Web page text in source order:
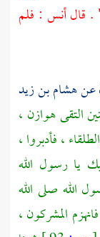
. قال أنس : فلم
عنهشام بن زيد
التقىهوازن ،
، فأدبروا ،
يا رسول الله
الله صلى الله
المشركون ،